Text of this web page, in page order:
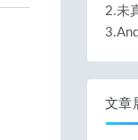
2.未
文章